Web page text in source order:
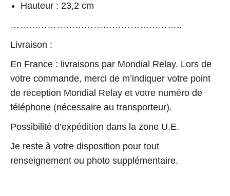
Hauteur : 23,2 cm
………………………………………………..
Livraison :
En France : livraisons par Mondial Relay. Lors de
votre commande, merci de m’indiquer votre point
de réception Mondial Relay et votre numéro de
téléphone (nécessaire au transporteur).
Possibilité d’expédition dans la zone U.E.
Je reste à votre disposition pour tout
renseignement ou photo supplémentaire.